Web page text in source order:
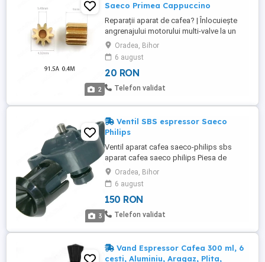
2
Saeco Primea Cappuccino
Reparații aparat de cafea? | Înlocuiește
angrenajului motorului multi-valve la un
inel Saeco Primea Cappuccino
Oradea, Bihor
6 august
20 RON
Telefon validat
3
Ventil SBS espressor Saeco
Philips
Ventil aparat cafea saeco-philips sbs
aparat cafea saeco philips Piesa de
schimb Saeco: 11002154
Oradea, Bihor
6 august
150 RON
Telefon validat
Vand Espressor Cafea 300 ml, 6
cesti, Aluminiu, Aragaz, Plita,